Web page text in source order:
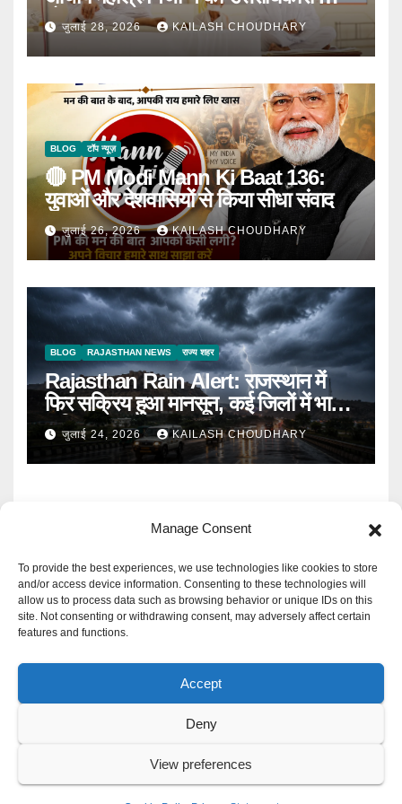
Manage Consent
To provide the best experiences, we use technologies like cookies to store
and/or access device information. Consenting to these technologies will
allow us to process data such as browsing behavior or unique IDs on this
site. Not consenting or withdrawing consent, may adversely affect certain
features and functions.
Accept
Deny
View preferences
घोषणा
जुलाई 28, 2026 KAILASH CHOUDHARY
BLOG टॉप न्यूज़
🔴 PM Modi Mann Ki Baat 136:
युवाओं और देशवासियों से किया सीधा संवाद
जुलाई 26, 2026 KAILASH CHOUDHARY
BLOG RAJASTHAN NEWS राज्य शहर
Rajasthan Rain Alert: राजस्थान में
फिर सक्रिय हुआ मानसून, कई जिलों में भारी
बारिश का Alert
जुलाई 24, 2026 KAILASH CHOUDHARY
Mangal Media News
हर खबर पर नजर